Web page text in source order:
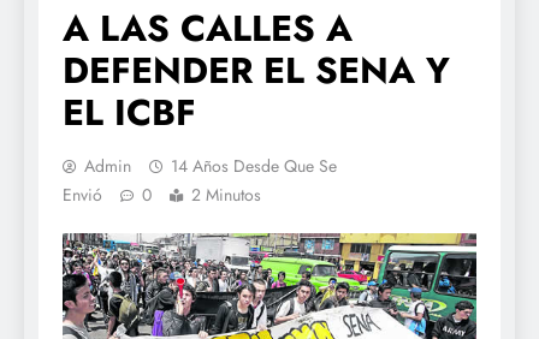
A LAS CALLES A
DEFENDER EL SENA Y
EL ICBF
Admin
14 Años Desde Que Se
Envió
0 2 Minutos